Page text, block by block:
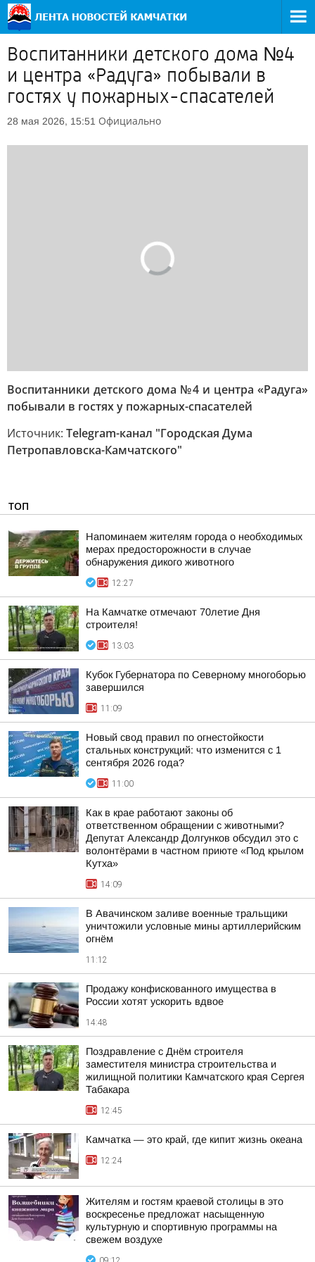
Воспитанники детского дома №4
и центра «Радуга» побывали в
гостях у пожарных-спасателей
28 мая 2026, 15:51 Официально
Воспитанники детского дома №4 и центра «Радуга»
побывали в гостях у пожарных-спасателей
Источник: Telegram-канал "Городская Дума
Петропавловска-Камчатского"
ТОП
Напоминаем жителям города о необходимых
мерах предосторожности в случае
обнаружения дикого животного
12:27
На Камчатке отмечают 70летие Дня
строителя!
13:03
Кубок Губернатора по Северному многоборью
завершился
11:09
Новый свод правил по огнестойкости
стальных конструкций: что изменится с 1
сентября 2026 года?
11:00
Как в крае работают законы об
ответственном обращении с животными?
Депутат Александр Долгунков обсудил это с
волонтёрами в частном приюте «Под крылом
Кутха»
14:09
В Авачинском заливе военные тральщики
уничтожили условные мины артиллерийским
огнём
11:12
Продажу конфискованного имущества в
России хотят ускорить вдвое
14:48
Поздравление с Днём строителя
заместителя министра строительства и
жилищной политики Камчатского края Сергея
Табакара
12:45
Камчатка — это край, где кипит жизнь океана
12:24
Жителям и гостям краевой столицы в это
воскресенье предложат насыщенную
культурную и спортивную программы на
свежем воздухе